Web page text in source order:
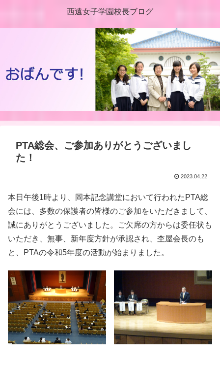
西遠女子学園校長ブログ
PTA総会、ご参加ありがとうございまし
た！
2023.04.22
本日午後1時より、岡本記念講堂において行われたPTA総
会には、多数の保護者の皆様のご参加をいただきまして、
誠にありがとうございました。ご欠席の方からは委任状も
いただき、無事、新年度方針が承認され、杢屋会長のも
と、PTAの令和5年度の活動が始まりました。